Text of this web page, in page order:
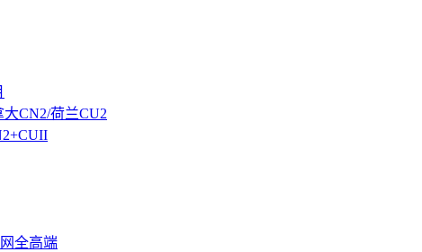
CN2/荷兰CU2
全高端